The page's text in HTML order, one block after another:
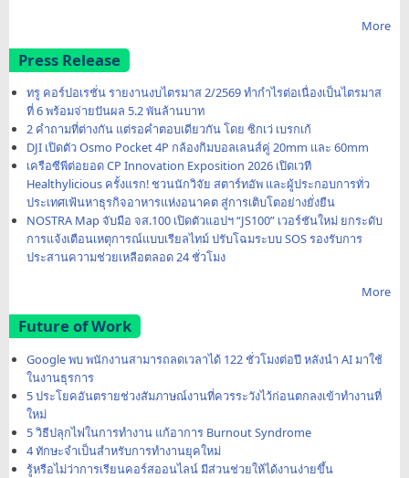
More
Press Release
ทรู คอร์ปอเรชั่น รายงานงบไตรมาส 2/2569 ทำกำไรต่อเนื่องเป็นไตรมาส
ที่ 6 พร้อมจ่ายปันผล 5.2 พันล้านบาท
2 คำถามที่ต่างกัน แต่รอคำตอบเดียวกัน โดย ซิกเว่ เบรกเก้
DJI เปิดตัว Osmo Pocket 4P กล้องกิมบอลเลนส์คู่ 20mm และ 60mm
เครือซีพีต่อยอด CP Innovation Exposition 2026 เปิดเวที
Healthylicious ครั้งแรก! ชวนนักวิจัย สตาร์ทอัพ และผู้ประกอบการทั่ว
ประเทศเฟ้นหาธุรกิจอาหารแห่งอนาคต สู่การเติบโตอย่างยั่งยืน
NOSTRA Map จับมือ จส.100 เปิดตัวแอปฯ “JS100” เวอร์ชันใหม่ ยกระดับ
การแจ้งเตือนเหตุการณ์แบบเรียลไทม์ ปรับโฉมระบบ SOS รองรับการ
ประสานความช่วยเหลือตลอด 24 ชั่วโมง
More
Future of Work
Google พบ พนักงานสามารถลดเวลาได้ 122 ชั่วโมงต่อปี หลังนำ AI มาใช้
ในงานธุรการ
5 ประโยคอันตรายช่วงสัมภาษณ์งานที่ควรระวังไว้ก่อนตกลงเข้าทำงานที่
ใหม่
5 วิธีปลุกไฟในการทำงาน แก้อาการ Burnout Syndrome
4 ทักษะจำเป็นสำหรับการทำงานยุคใหม่
รู้หรือไม่ว่าการเรียนคอร์สออนไลน์ มีส่วนช่วยให้ได้งานง่ายขึ้น